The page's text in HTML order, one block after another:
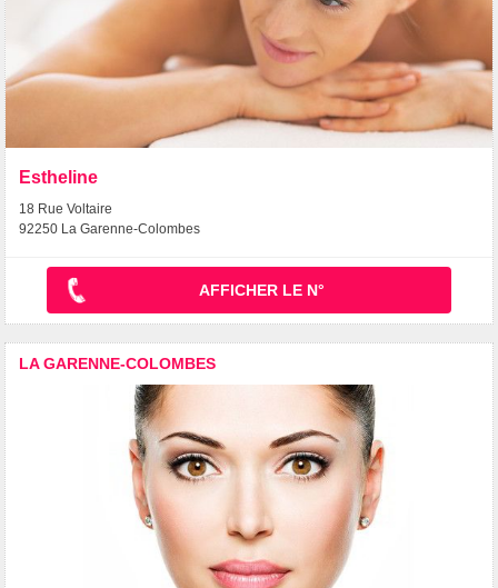
Estheline
18 Rue Voltaire
92250 La Garenne-Colombes
AFFICHER LE N°
LA GARENNE-COLOMBES